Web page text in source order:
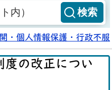
・個人情報保護・行政不服
度の改正につい